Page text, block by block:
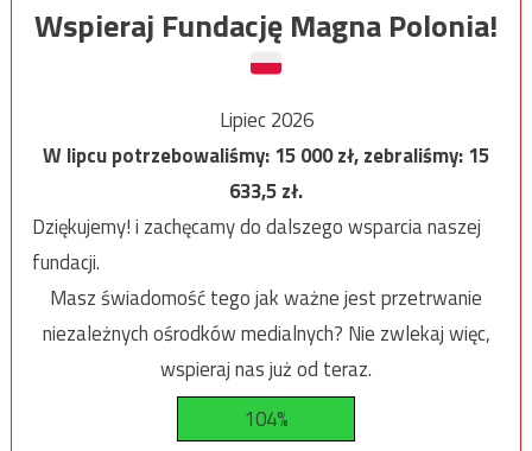
Wspieraj Fundację Magna Polonia!
Lipiec 2026
W lipcu potrzebowaliśmy:15 000zł, zebraliśmy:15
633,5zł.
Dziękujemy! i zachęcamy do dalszego wsparcia naszej
fundacji.
Masz świadomość tego jak ważne jest przetrwanie
niezależnych ośrodków medialnych? Nie zwlekaj więc,
wspieraj nas już od teraz.
104%